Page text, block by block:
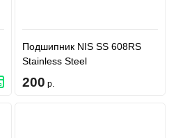
Подшипник NIS SS 608RS
Stainless Steel
200 р.